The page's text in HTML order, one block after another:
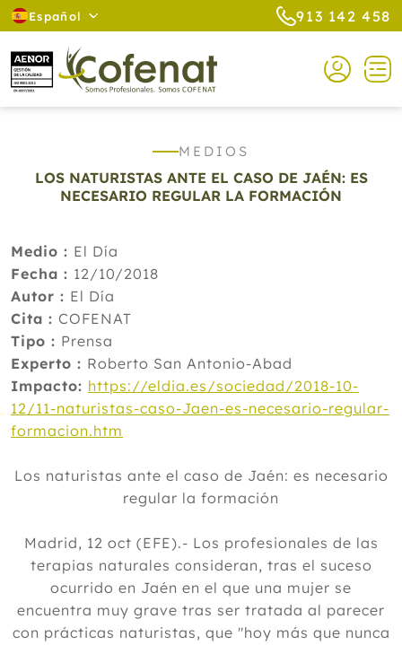
Español 913 142 458
MEDIOS
LOS NATURISTAS ANTE EL CASO DE JAÉN: ES
NECESARIO REGULAR LA FORMACIÓN
Medio : El Día
Fecha : 12/10/2018
Autor : El Día
Cita : COFENAT
Tipo : Prensa
Experto : Roberto San Antonio-Abad
Impacto: https://eldia.es/sociedad/2018-10-
12/11-naturistas-caso-Jaen-es-necesario-regular-
formacion.htm
Los naturistas ante el caso de Jaén: es necesario
regular la formación
Madrid, 12 oct (EFE).- Los profesionales de las
terapias naturales consideran, tras el suceso
ocurrido en Jaén en el que una mujer se
encuentra muy grave tras ser tratada al parecer
con prácticas naturistas, que "hoy más que nunca